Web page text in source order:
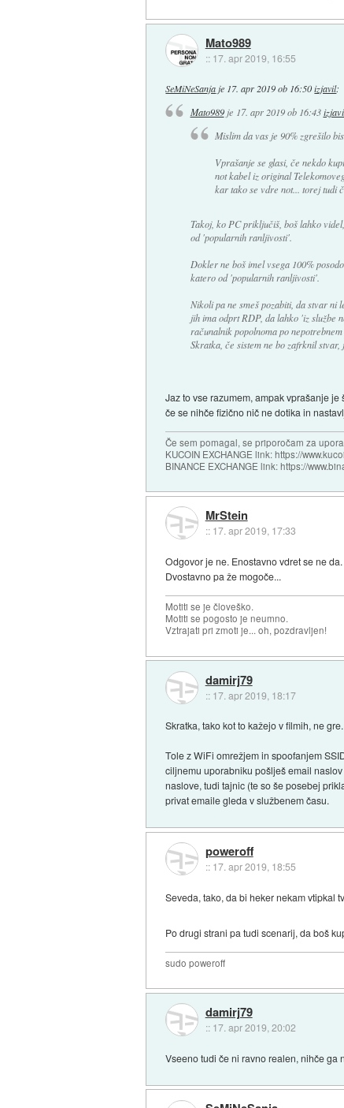
Mato989
:: 17. apr 2019, 16:55
SeMiNeSanja je 17. apr 2019 ob 16:50 izjavil:
Mato989je 17. apr 2019 ob 16:43
Mislim da vas je 90% zgrešilo
Vprašanje se glasi, če nekdo
not kabel iz original
kar tako se vdre not... torej tudi
Takoj, ko PC priključiš, boš lahko
od 'popularnih ranljivosti'.
Dokler ne boš imel vsega 100%
katero od 'popularnih ranljivosti'.
Nikoli pa ne smeš pozabiti, da stvar ni
jih ima odprt RDP, da lahko 'iz službe
računalnik popolnoma po
Skratka, če sistem ne bo zafrknil stvar,
Jaz to vse razumem, ampak vprašanje
če se nihče fizično nič ne dotika in
Če sem pomagal, se priporočam za
KUCOIN EXCHANGE link: https://
BINANCE EXCHANGE link: https://
MrStein
:: 17. apr 2019, 17:33
Odgovor je ne. Enostavno vdret se ne da.
Dvostavno pa že mogoče...
Motiti se je človeško.
Motiti se pogosto je neumno.
Vztrajati pri zmoti je... oh, pozdravljen!
damirj79
:: 17. apr 2019, 18:17
Skratka, tako kot to kažejo v filmih, ne
Tole z WiFi omrežjem in spoofanjem
ciljnemu uporabniku pošlješ email
naslove, tudi tajnic (te so še posebej
privat emaile gleda v službenem času.
poweroff
:: 17. apr 2019, 18:55
Seveda, tako, da bi heker nekam vtipkal
Po drugi strani pa tudi scenarij, da boš
sudo poweroff
damirj79
:: 17. apr 2019, 20:02
Vseeno tudi če ni ravno realen, nihče ga